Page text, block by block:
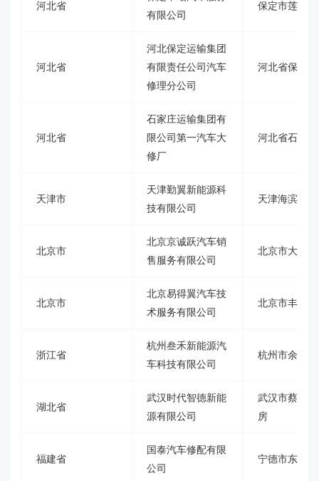
河北省
有限公司
保定市莲池
河北省
河北保定运输集团
有限责任公司汽车
修理分公司
河北省保定
河北省
石家庄运输集团有
限公司第一汽车大
修厂
河北省石家
天津市
天津勤翼新能源科
技有限公司
天津海滨高
北京市
北京京诚跃汽车销
售服务有限公司
北京市大兴
北京市
北京易得翼汽车技
术服务有限公司
北京市丰台
浙江省
杭州叁禾新能源汽
车科技有限公司
杭州市余杭
湖北省
武汉时代智德新能
源有限公司
武汉市蔡甸
房
福建省
国泰汽车修配有限
公司
宁德市东桥